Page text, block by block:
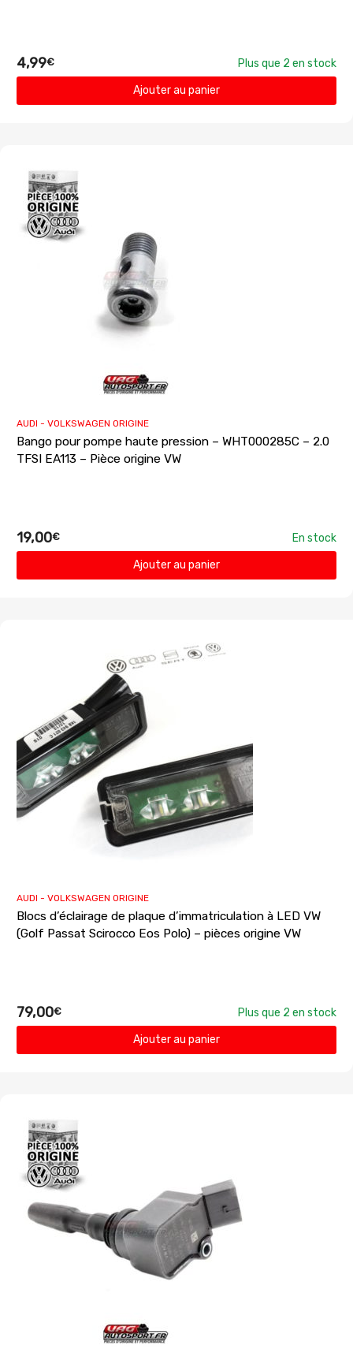
4,99€
Plus que 2 en stock
Ajouter au panier
AUDI - VOLKSWAGEN ORIGINE
Bango pour pompe haute pression – WHT000285C – 2.0
TFSI EA113 – Pièce origine VW
19,00€
En stock
Ajouter au panier
AUDI - VOLKSWAGEN ORIGINE
Blocs d’éclairage de plaque d’immatriculation à LED VW
(Golf Passat Scirocco Eos Polo) – pièces origine VW
79,00€
Plus que 2 en stock
Ajouter au panier